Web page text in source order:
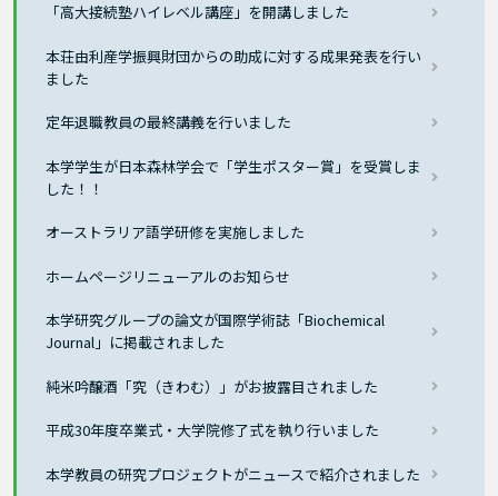
「高大接続塾ハイレベル講座」を開講しました
本荘由利産学振興財団からの助成に対する成果発表を行い
ました
定年退職教員の最終講義を行いました
本学学生が日本森林学会で「学生ポスター賞」を受賞しま
した！！
オーストラリア語学研修を実施しました
ホームページリニューアルのお知らせ
本学研究グループの論文が国際学術誌「Biochemical
Journal」に掲載されました
純米吟醸酒「究（きわむ）」がお披露目されました
平成30年度卒業式・大学院修了式を執り行いました
本学教員の研究プロジェクトがニュースで紹介されました